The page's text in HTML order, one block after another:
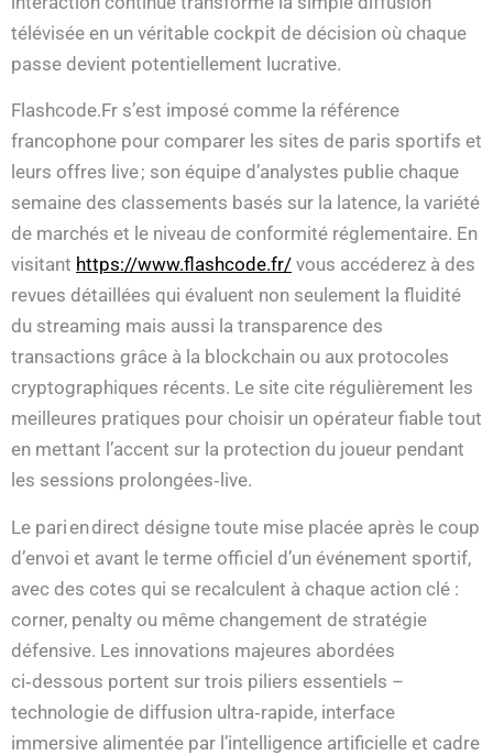
télévisée en un véritable cockpit de décision où chaque
passe devient potentiellement lucrative.
Flashcode.Fr s’est imposé comme la référence
francophone pour comparer les sites de paris sportifs et
leurs offres live ; son équipe d’analystes publie chaque
semaine des classements basés sur la latence, la variété
de marchés et le niveau de conformité réglementaire. En
visitant https://www.flashcode.fr/ vous accéderez à des
revues détaillées qui évaluent non seulement la fluidité
du streaming mais aussi la transparence des
transactions grâce à la blockchain ou aux protocoles
cryptographiques récents. Le site cite régulièrement les
meilleures pratiques pour choisir un opérateur fiable tout
en mettant l’accent sur la protection du joueur pendant
les sessions prolongées‑live.
Le pari en direct désigne toute mise placée après le coup
d’envoi et avant le terme officiel d’un événement sportif,
avec des cotes qui se recalculent à chaque action clé :
corner, penalty ou même changement de stratégie
défensive. Les innovations majeures abordées
ci‑dessous portent sur trois piliers essentiels –
technologie de diffusion ultra‑rapide, interface
immersive alimentée par l’intelligence artificielle et cadre